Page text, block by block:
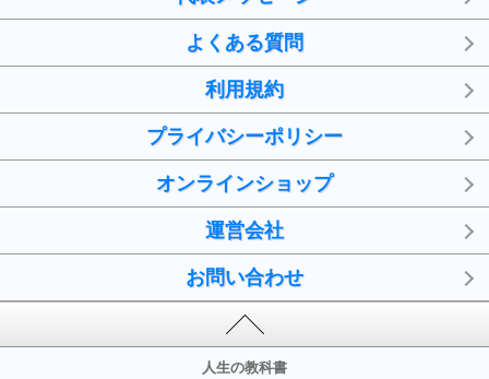
よくある質問
利用規約
プライバシーポリシー
オンラインショップ
運営会社
お問い合わせ
人生の教科書